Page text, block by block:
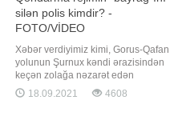
silən polis kimdir? -
FOTO/VİDEO
Xəbər verdiyimiz kimi, Gorus-Qafan
yolunun Şurnux kəndi ərazisindən
keçən zolağa nəzarət edən
Azərbaycan polisi burada hərəkət
edən avtomobilin üzərindəki
18.09.2021 4608